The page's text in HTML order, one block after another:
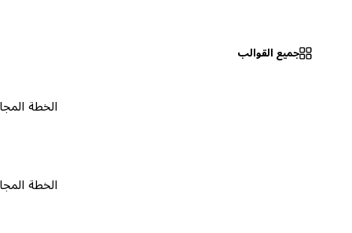
جميع القوالب
الخطة المجانية ٠
الخطة المجانية ٠